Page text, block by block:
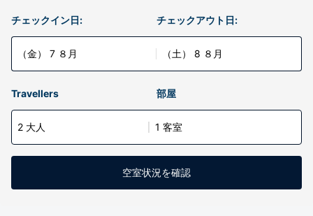
チェックイン日:
（金） 7 ８月
チェックアウト日:
（土） 8 ８月
Travellers 部屋
2 大人 1 客室
空室状況を確認